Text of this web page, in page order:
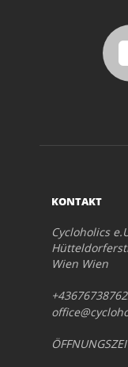
KONTAKT
Cycloholics
Wien Wien